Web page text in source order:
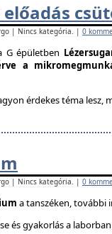
előadás
| Nincs kategória. | 0
G épületben
a
érdekes téma lesz,
| Nincs kategória. | 0
a tanszéken, további
és gyakorlás a laborban